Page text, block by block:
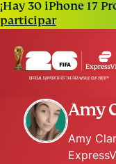
¡Hay 30 iPhone 17
participar
Amy
Amy